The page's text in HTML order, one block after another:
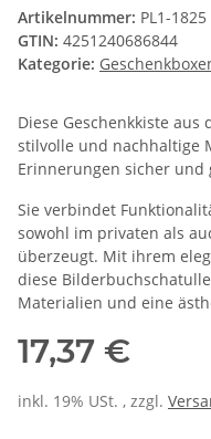
Artikelnummer: PL1-1825
GTIN: 4251240686844
Kategorie:
Diese Geschenkkiste
stilvolle und nachhaltige
Erinnerungen sicher
Sie verbindet
sowohl im privaten als
überzeugt. Mit ihrem
diese
Materialien und eine
17,37 €
inkl. 19% USt. , zzgl.